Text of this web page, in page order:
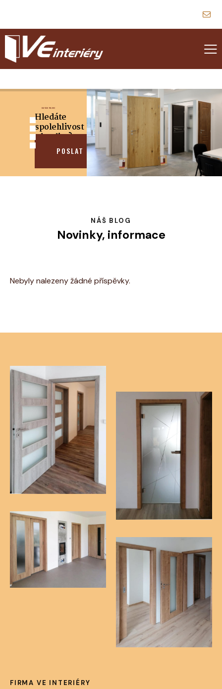
DŮVĚŘUJ TRADICI
Hledáte
spolehlivost
a kvalitu?
POSLAT POPTÁVKU
NÁŠ BLOG
Novinky, informace
Nebyly nalezeny žádné příspěvky.
FIRMA VE INTERIÉRY